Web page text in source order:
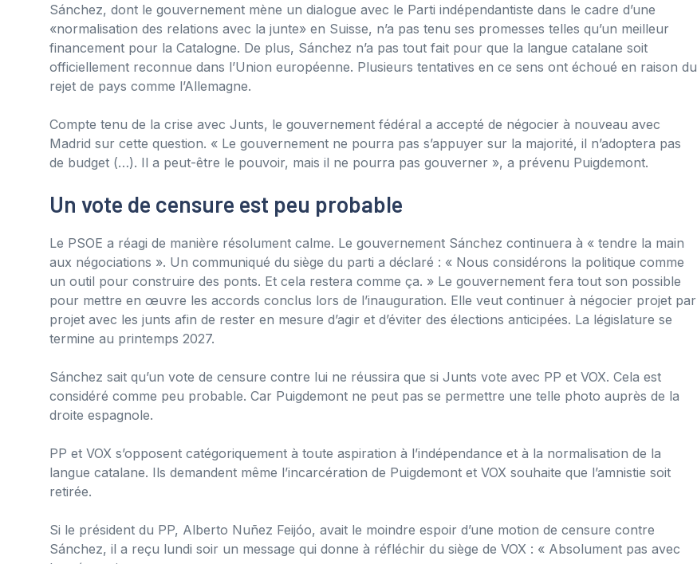
Sánchez, dont le gouvernement mène un dialogue avec le Parti indépendantiste dans le cadre d’une
«normalisation des relations avec la junte» en Suisse, n’a pas tenu ses promesses telles qu’un meilleur
financement pour la Catalogne. De plus, Sánchez n’a pas tout fait pour que la langue catalane soit
officiellement reconnue dans l’Union européenne. Plusieurs tentatives en ce sens ont échoué en raison du
rejet de pays comme l’Allemagne.
Compte tenu de la crise avec Junts, le gouvernement fédéral a accepté de négocier à nouveau avec
Madrid sur cette question. « Le gouvernement ne pourra pas s’appuyer sur la majorité, il n’adoptera pas
de budget (…). Il a peut-être le pouvoir, mais il ne pourra pas gouverner », a prévenu Puigdemont.
Un vote de censure est peu probable
Le PSOE a réagi de manière résolument calme. Le gouvernement Sánchez continuera à « tendre la main
aux négociations ». Un communiqué du siège du parti a déclaré : « Nous considérons la politique comme
un outil pour construire des ponts. Et cela restera comme ça. » Le gouvernement fera tout son possible
pour mettre en œuvre les accords conclus lors de l’inauguration. Elle veut continuer à négocier projet par
projet avec les junts afin de rester en mesure d’agir et d’éviter des élections anticipées. La législature se
termine au printemps 2027.
Sánchez sait qu’un vote de censure contre lui ne réussira que si Junts vote avec PP et VOX. Cela est
considéré comme peu probable. Car Puigdemont ne peut pas se permettre une telle photo auprès de la
droite espagnole.
PP et VOX s’opposent catégoriquement à toute aspiration à l’indépendance et à la normalisation de la
langue catalane. Ils demandent même l’incarcération de Puigdemont et VOX souhaite que l’amnistie soit
retirée.
Si le président du PP, Alberto Nuñez Feijóo, avait le moindre espoir d’une motion de censure contre
Sánchez, il a reçu lundi soir un message qui donne à réfléchir du siège de VOX : « Absolument pas avec